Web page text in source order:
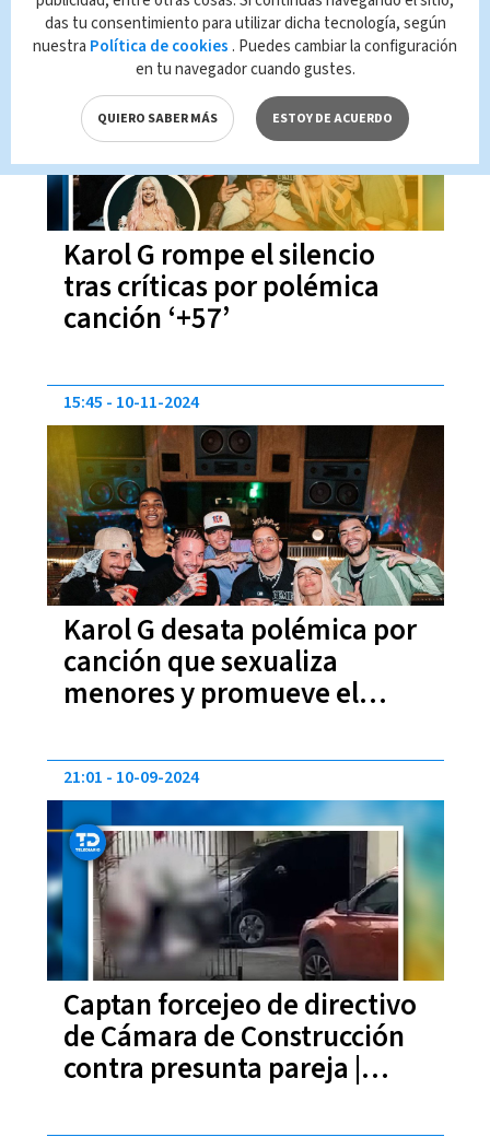
Karol G rompe el silencio
tras críticas por polémica
canción ‘+57’
13:51 11-11-2024
Karol G desata polémica por
canción que sexualiza
menores y promueve el
15:45 10-11-2024
Captan forcejeo de directivo
de Cámara de Construcción
contra presunta pareja |
21:01 10-09-2024
das tu consentimiento para utilizar dicha tecnología, según
nuestra Política de cookies . Puedes cambiar la configuración
en tu navegador cuando gustes.
QUIERO SABER MÁS ESTOY DE ACUERDO